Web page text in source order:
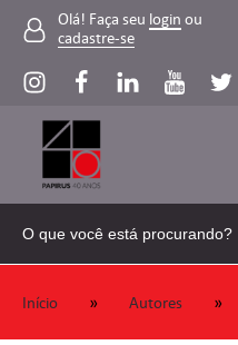
Olá! Faça seu login ou
cadastre-se
Início » Autores »